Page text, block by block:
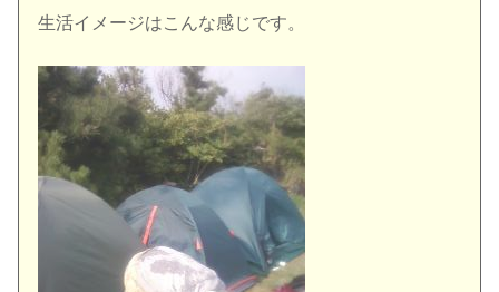
生活イメージはこんな感じです。